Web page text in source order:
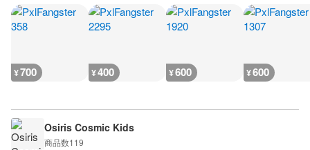
¥700 ¥400 ¥600 ¥600
Osiris Cosmic Kids
商品数119